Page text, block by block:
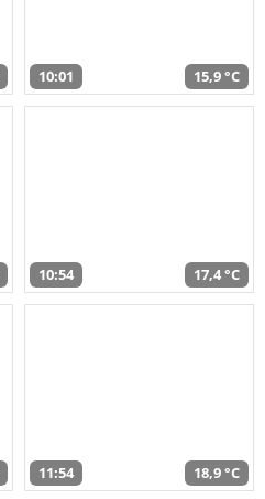
10:01 15,9 °C
10:54 17,4 °C
11:54 18,9 °C